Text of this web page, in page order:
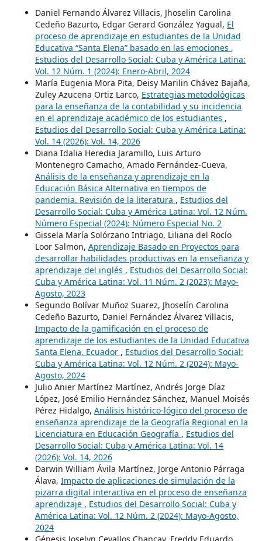
Daniel Fernando Álvarez Villacis, Jhoselin Carolina
Cedeño Bazurto, Edgar Gerard González Yagual, El
proceso de aprendizaje en estudiantes de la Unidad
Educativa “Santa Elena” basado en las emociones ,
Estudios del Desarrollo Social: Cuba y América Latina:
Vol. 12 Núm. 1 (2024): Enero-Abril, 2024
María Eugenia Mora Pita, Deisy Marilin Chávez Bajaña,
Zuley Azucena Ortiz Larco, Estrategias metodológicas
para la enseñanza de la contabilidad y su incidencia
en el aprendizaje académico de los estudiantes ,
Estudios del Desarrollo Social: Cuba y América Latina:
Vol. 14 (2026): Vol. 14, 2026
Diana Idalia Heredia Jaramillo, Luis Arturo
Montenegro Camacho, Amado Fernández-Cueva,
Análisis de la enseñanza y aprendizaje en la
Educación Básica Alternativa en tiempos de
pandemia. Revisión de la literatura , Estudios del
Desarrollo Social: Cuba y América Latina: Vol. 12 Núm.
Número Especial (2024): Número Especial No. 2
Gissela María Solórzano Intriago, Liliana del Rocío
Loor Salmon, Aprendizaje Basado en Proyectos para
desarrollar habilidades productivas en la enseñanza y
aprendizaje del inglés , Estudios del Desarrollo Social:
Cuba y América Latina: Vol. 11 Núm. 2 (2023): Mayo-
Agosto, 2023
Segundo Bolívar Muñoz Suarez, Jhoselín Carolina
Cedeño Bazurto, Daniel Fernández Álvarez Villacis,
Impacto de la gamificación en el proceso de
aprendizaje de los estudiantes de la Unidad Educativa
Santa Elena, Ecuador , Estudios del Desarrollo Social:
Cuba y América Latina: Vol. 12 Núm. 2 (2024): Mayo-
Agosto, 2024
Julio Anier Martínez Martínez, Andrés Jorge Díaz
López, José Emilio Hernández Sánchez, Manuel Moisés
Pérez Hidalgo, Análisis histórico-lógico del proceso de
enseñanza aprendizaje de la Geografía Regional en la
Licenciatura en Educación Geografía , Estudios del
Desarrollo Social: Cuba y América Latina: Vol. 14
(2026): Vol. 14, 2026
Darwin William Ávila Martínez, Jorge Antonio Párraga
Álava, Impacto de aplicaciones de simulación de la
pizarra digital interactiva en el proceso de enseñanza
aprendizaje , Estudios del Desarrollo Social: Cuba y
América Latina: Vol. 12 Núm. 2 (2024): Mayo-Agosto,
2024